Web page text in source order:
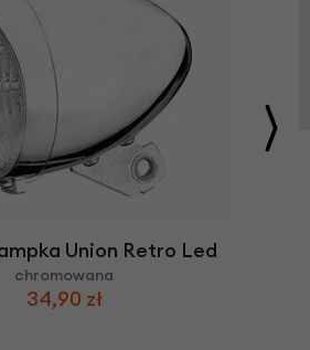
Union Retro Led
chromowana
34,90 zł